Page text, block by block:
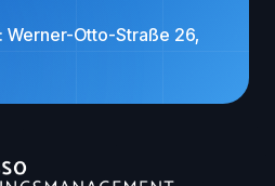
Werner-Otto-Straße 26,